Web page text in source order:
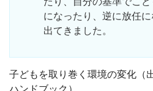
になったり、逆に放任
出てきました。
子どもを取り巻く環境の変化（